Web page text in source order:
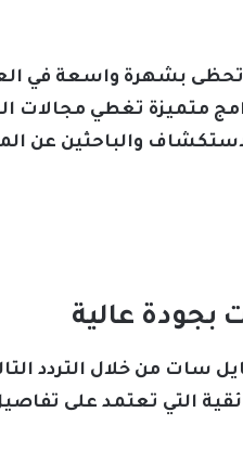
تحظى بشهرة واسعة في
متميزة تغطي مجالات
الاستكشاف والباحثين
بجودة عالية
من خلال التردد
التي تعتمد على